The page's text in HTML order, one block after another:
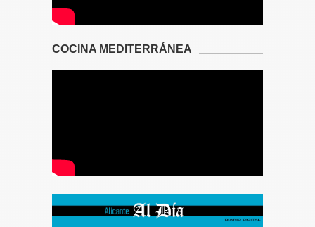
COCINA MEDITERRÁNEA